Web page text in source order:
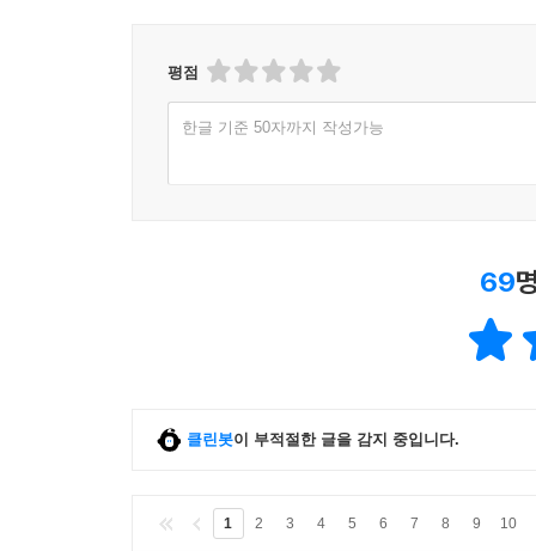
평점
한글 기준 50자까지 작성가능
69
클린봇이 부적절한 글을 감지 중입니다.
1 2 3 4 5 6 7 8 9 10